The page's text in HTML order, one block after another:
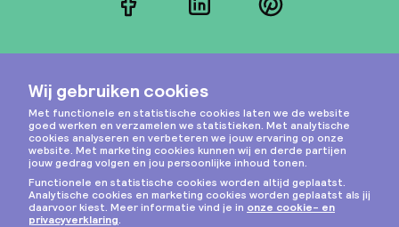
FacebookLinkedInPinterest
Instagram